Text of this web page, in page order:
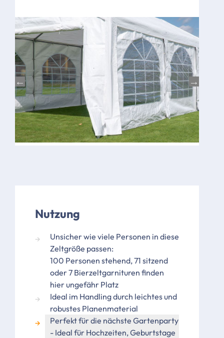
Nutzung
Unsicher wie viele Personen in diese
Zeltgröße passen:
100 Personen stehend, 71 sitzend
oder 7 Bierzeltgarnituren finden
hier ungefähr Platz
Ideal im Handling durch leichtes und
robustes Planenmaterial
Perfekt für die nächste Gartenparty
- Ideal für Hochzeiten, Geburtstage